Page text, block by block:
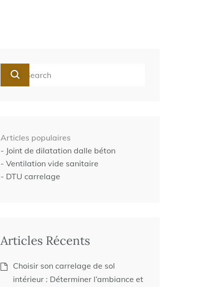
Articles populaires
- Joint de dilatation dalle béton
- Ventilation vide sanitaire
- DTU carrelage
Articles Récents
Choisir son carrelage de sol
intérieur : Déterminer l’ambiance et